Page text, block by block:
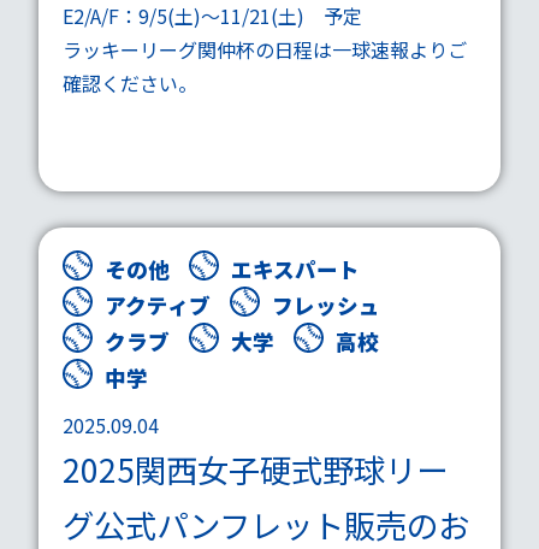
E2/A/F：9/5(土)～11/21(土) 予定
ラッキーリーグ関仲杯の日程は一球速報よりご
確認ください。
その他
エキスパート
アクティブ
フレッシュ
クラブ
大学
高校
中学
2025.09.04
2025関西女子硬式野球リー
グ公式パンフレット販売のお